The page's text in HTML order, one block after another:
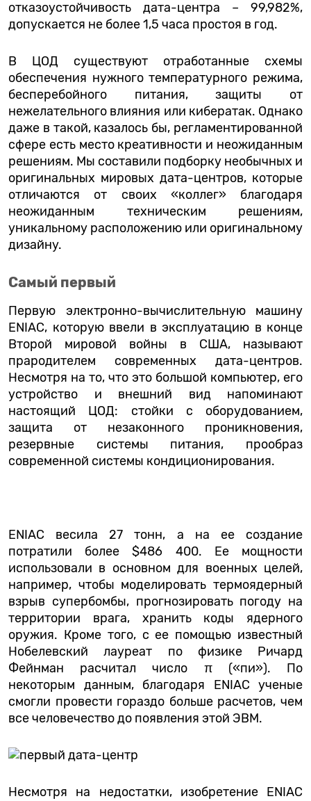
отказоустойчивость дата-центра – 99,982%,
допускается не более 1,5 часа простоя в год.
В ЦОД существуют отработанные схемы
обеспечения нужного температурного режима,
бесперебойного питания, защиты от
нежелательного влияния или кибератак. Однако
даже в такой, казалось бы, регламентированной
сфере есть место креативности и неожиданным
решениям. Мы составили подборку необычных и
оригинальных мировых дата-центров, которые
отличаются от своих «коллег» благодаря
неожиданным техническим решениям,
уникальному расположению или оригинальному
дизайну.
Cамый первый
Первую электронно-вычислительную машину
ENIAC, которую ввели в эксплуатацию в конце
Второй мировой войны в США, называют
прародителем современных дата-центров.
Несмотря на то, что это большой компьютер, его
устройство и внешний вид напоминают
настоящий ЦОД: стойки с оборудованием,
защита от незаконного проникновения,
резервные системы питания, прообраз
современной системы кондиционирования.
ENIAC весила 27 тонн, а на ее создание
потратили более $486 400. Ее мощности
использовали в основном для военных целей,
например, чтобы моделировать термоядерный
взрыв супербомбы, прогнозировать погоду на
территории врага, хранить коды ядерного
оружия. Кроме того, с ее помощью известный
Нобелевский лауреат по физике Ричард
Фейнман расчитал число π («пи»). По
некоторым данным, благодаря ENIAC ученые
смогли провести гораздо больше расчетов, чем
все человечество до появления этой ЭВМ.
Несмотря на недостатки, изобретение ENIAC